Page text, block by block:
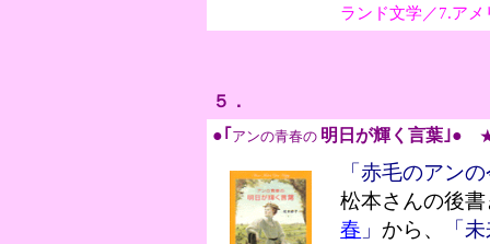
ランド文学／7.アメ
５．
●｢ アンの青春の 明日が輝く言葉 ｣●
「赤毛のアン
松本さんの後
春 」 から、
「